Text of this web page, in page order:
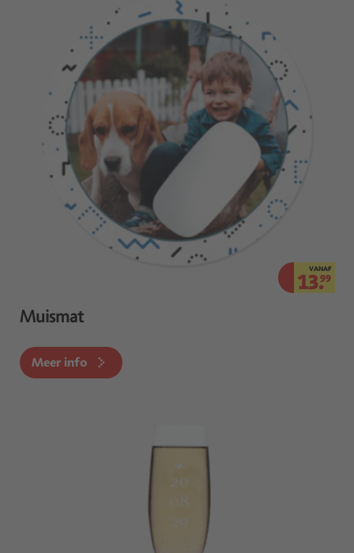
VANAF
13.99
Muismat
Meer info